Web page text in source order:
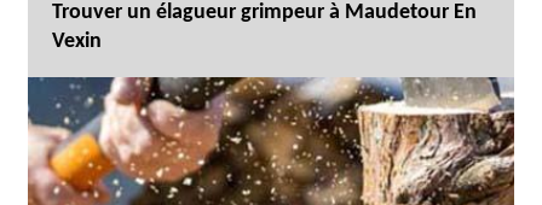
Trouver un élagueur grimpeur à Maudetour En
Vexin